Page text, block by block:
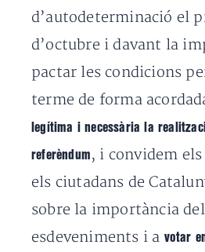
d’autodeterminació el
d’octubre i davant la
pactar les condicions
terme de forma
legítima i necessària la
referèndum , i convidem
els ciutadans de
sobre la importància
esdeveniments i a votar